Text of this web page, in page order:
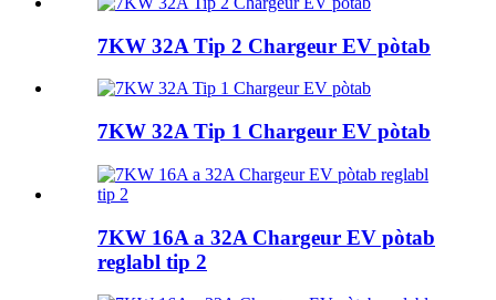
7KW 32A Tip 2 Chargeur EV pòtab
7KW 32A Tip 1 Chargeur EV pòtab
7KW 16A a 32A Chargeur EV pòtab
reglabl tip 2